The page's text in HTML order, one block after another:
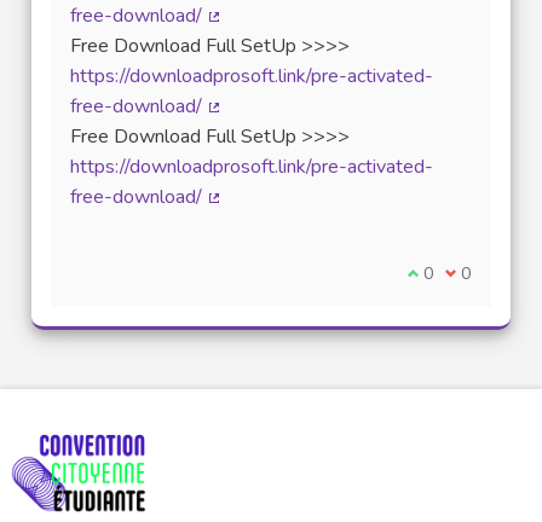
free-download/
(Lien externe)
Free Download Full SetUp >>>>
https://downloadprosoft.link/pre-activated-
free-download/
(Lien externe)
Free Download Full SetUp >>>>
https://downloadprosoft.link/pre-activated-
free-download/
Je suis d'accord
0 Je ne suis
0